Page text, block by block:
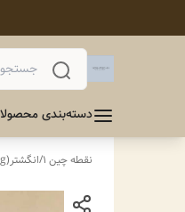
دسته‌بندی
نقطه چین 1 /انگشتر(Ring)